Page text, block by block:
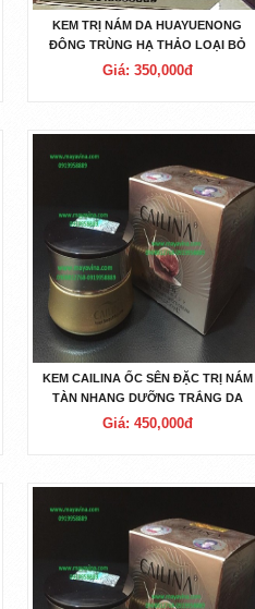
KEM TRỊ NÁM DA HUAYUENONG
ĐÔNG TRÙNG HẠ THẢO LOẠI BỎ
ĐỐM NÂU TÀN NHANG
Giá: 350,000đ
KEM CAILINA ỐC SÊN ĐẶC TRỊ NÁM
TÀN NHANG DƯỠNG TRẮNG DA
Giá: 450,000đ